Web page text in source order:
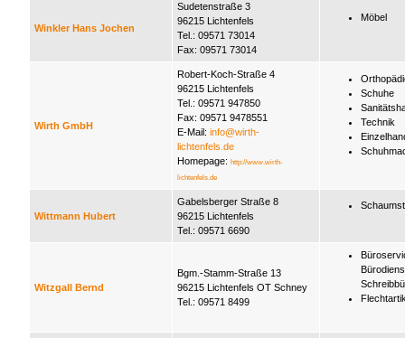
Winkler Hans Jochen
Sudetenstraße 3
96215 Lichtenfels
Tel.: 09571 73014
Fax: 09571 73014
Möbel
Wirth GmbH
Robert-Koch-Straße 4
96215 Lichtenfels
Tel.: 09571 947850
Fax: 09571 9478551
E-Mail: info@wirth-
lichtenfels.de
Homepage: http://www.wirth-
lichtenfels.de
Schuhe
Technik
Wittmann Hubert
Gabelsberger Straße 8
96215 Lichtenfels
Tel.: 09571 6690
Witzgall Bernd
Bgm.-Stamm-Straße 13
96215 Lichtenfels OT Schney
Tel.: 09571 8499